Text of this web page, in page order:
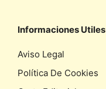
Informaciones Utiles
Aviso Legal
Política De Cookies